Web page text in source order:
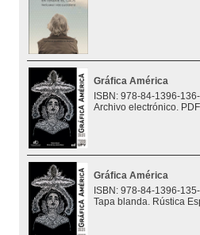
Gráfica América
ISBN: 978-84-1396-
Archivo electrónico.
Gráfica América
ISBN: 978-84-1396-
Tapa blanda. Rústica